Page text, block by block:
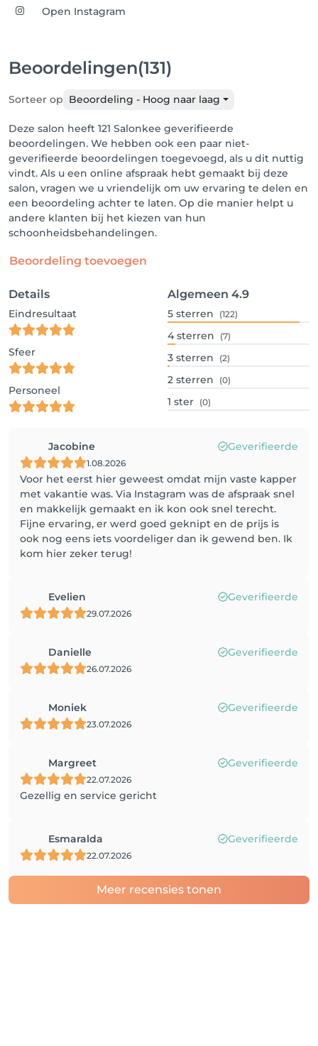
Open Instagram
Beoordelingen(131)
Sorteer op Beoordeling - Hoog naar laag
Deze salon heeft 121 Salonkee geverifieerde
beoordelingen. We hebben ook een paar niet-
geverifieerde beoordelingen toegevoegd, als u dit nuttig
vindt. Als u een online afspraak hebt gemaakt bij deze
salon, vragen we u vriendelijk om uw ervaring te delen en
een beoordeling achter te laten. Op die manier helpt u
andere klanten bij het kiezen van hun
schoonheidsbehandelingen.
Beoordeling toevoegen
Details
Eindresultaat
Sfeer
Personeel
Algemeen 4.9
5 sterren (122)
4 sterren (7)
3 sterren (2)
2 sterren (0)
1 ster (0)
Jacobine Geverifieerde
1.08.2026
Voor het eerst hier geweest omdat mijn vaste kapper
met vakantie was. Via Instagram was de afspraak snel
en makkelijk gemaakt en ik kon ook snel terecht.
Fijne ervaring, er werd goed geknipt en de prijs is
ook nog eens iets voordeliger dan ik gewend ben. Ik
kom hier zeker terug!
Evelien Geverifieerde
29.07.2026
Danielle Geverifieerde
26.07.2026
Moniek Geverifieerde
23.07.2026
Margreet Geverifieerde
22.07.2026
Gezellig en service gericht
Esmaralda Geverifieerde
22.07.2026
Meer recensies tonen